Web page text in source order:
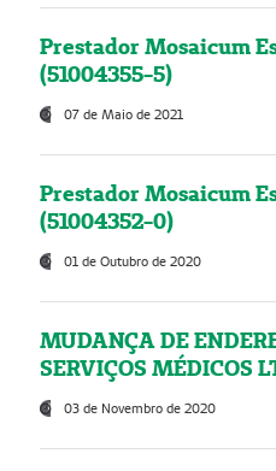
Prestador Mosaicum
(51004355-5)
07 de Maio de 2021
Prestador Mosaicum
(51004352-0)
01 de Outubro de 2020
MUDANÇA DE
SERVIÇOS MÉDICOS
03 de Novembro de 2020